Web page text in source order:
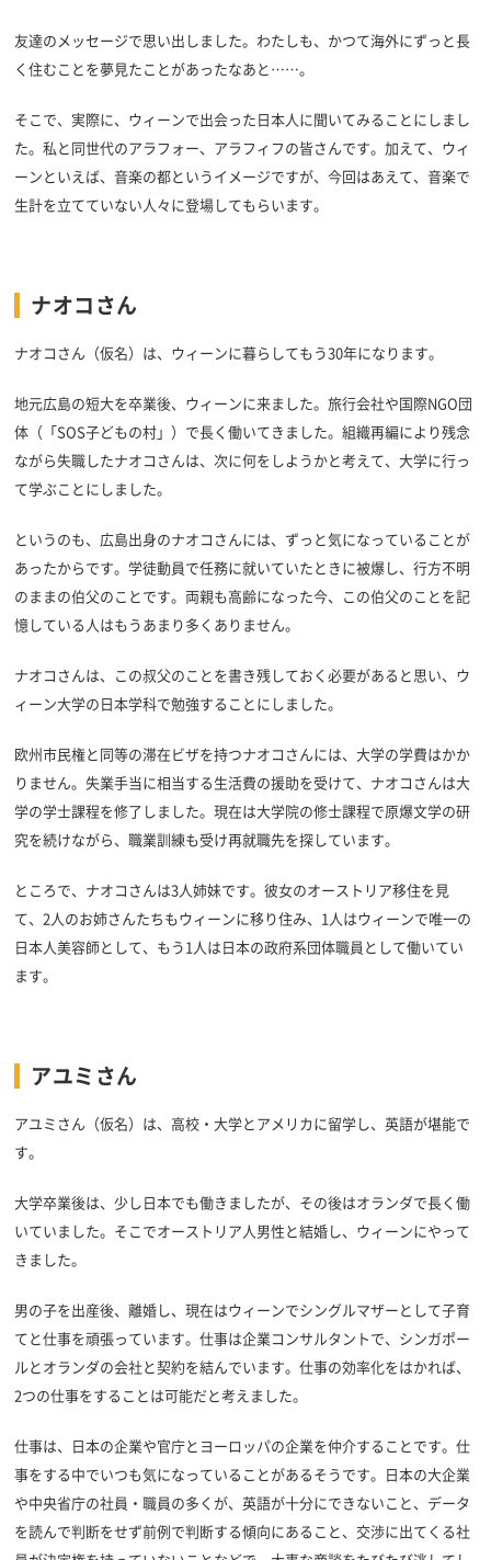
友達のメッセージで思い出しました。わたしも、かつて海外にずっと長
く住むことを夢見たことがあったなあと……。
そこで、実際に、ウィーンで出会った日本人に聞いてみることにしまし
た。私と同世代のアラフォー、アラフィフの皆さんです。加えて、ウィ
ーンといえば、音楽の都というイメージですが、今回はあえて、音楽で
生計を立てていない人々に登場してもらいます。
ナオコさん
ナオコさん（仮名）は、ウィーンに暮らしてもう30年になります。
地元広島の短大を卒業後、ウィーンに来ました。旅行会社や国際NGO団
体（「SOS子どもの村」）で長く働いてきました。組織再編により残念
ながら失職したナオコさんは、次に何をしようかと考えて、大学に行っ
て学ぶことにしました。
というのも、広島出身のナオコさんには、ずっと気になっていることが
あったからです。学徒動員で任務に就いていたときに被爆し、行方不明
のままの伯父のことです。両親も高齢になった今、この伯父のことを記
憶している人はもうあまり多くありません。
ナオコさんは、この叔父のことを書き残しておく必要があると思い、ウ
ィーン大学の日本学科で勉強することにしました。
欧州市民権と同等の滞在ビザを持つナオコさんには、大学の学費はかか
りません。失業手当に相当する生活費の援助を受けて、ナオコさんは大
学の学士課程を修了しました。現在は大学院の修士課程で原爆文学の研
究を続けながら、職業訓練も受け再就職先を探しています。
ところで、ナオコさんは3人姉妹です。彼女のオーストリア移住を見
て、2人のお姉さんたちもウィーンに移り住み、1人はウィーンで唯一の
日本人美容師として、もう1人は日本の政府系団体職員として働いてい
ます。
アユミさん
アユミさん（仮名）は、高校・大学とアメリカに留学し、英語が堪能で
す。
大学卒業後は、少し日本でも働きましたが、その後はオランダで長く働
いていました。 そこでオーストリア人男性と結婚し、ウィーンにやって
きました。
男の子を出産後、離婚し、現在はウィーンでシングルマザーとして子育
てと仕事を頑張っています。仕事は企業コンサルタントで、シンガポー
ルとオランダの会社と契約を結んでいます。仕事の効率化をはかれば、
2つの仕事をすることは可能だと考えました。
仕事は、日本の企業や官庁とヨーロッパの企業を仲介することです。仕
事をする中でいつも気になっていることがあるそうです。日本の大企業
や中央省庁の社員・職員の多くが、英語が十分にできないこと、データ
を読んで判断をせず前例で判断する傾向にあること、交渉に出てくる社